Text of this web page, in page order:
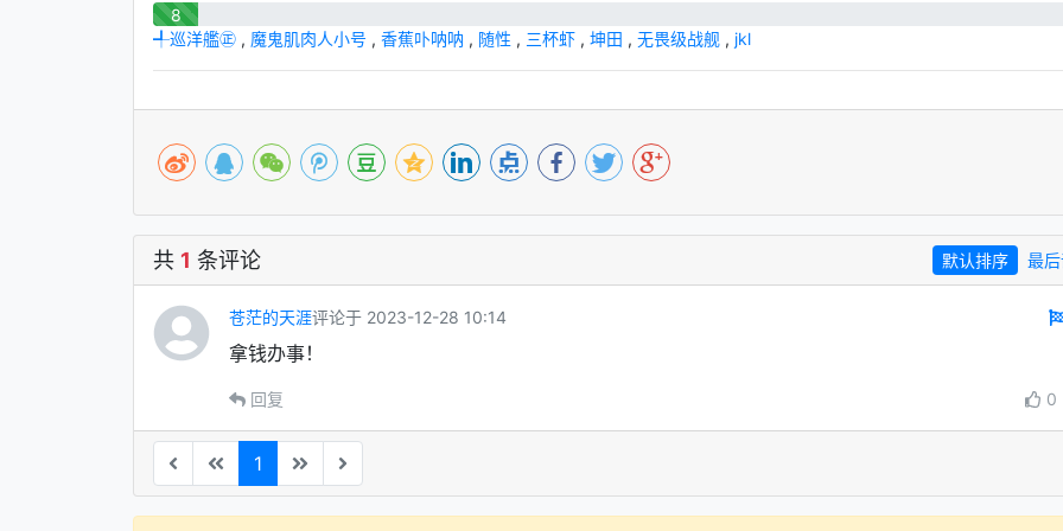
8
╃巡洋艦㊣ , 魔鬼肌肉人小号 , 香蕉卟呐呐 , 随性 , 三杯虾 , 坤田 , 无畏级战舰 , jkl
共 1 条评论 默认排序 最
苍茫的天涯评论于 2023-12-28 10:14
拿钱办事！
回复 0
1